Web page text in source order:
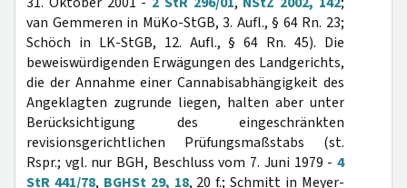
van Gemmeren in MüKo-StGB, 3. Aufl., § 64 Rn. 23;
Schöch in LK-StGB, 12. Aufl., § 64 Rn. 45). Die
beweiswürdigenden Erwägungen des Landgerichts,
die der Annahme einer Cannabisabhängigkeit des
Angeklagten zugrunde liegen, halten aber unter
Berücksichtigung des eingeschränkten
revisionsgerichtlichen Prüfungsmaßstabs (st.
Rspr.; vgl. nur BGH, Beschluss vom 7. Juni 1979 - 4
StR 441/78, BGHSt 29, 18, 20 f.; Schmitt in Meyer-